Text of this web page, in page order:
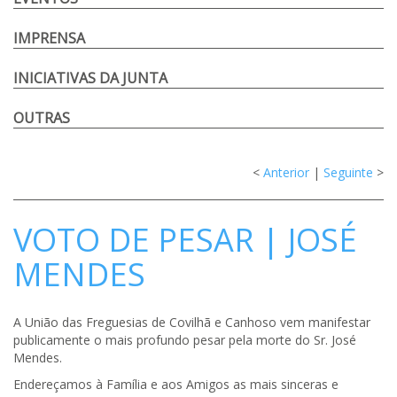
IMPRENSA
INICIATIVAS DA JUNTA
OUTRAS
< Anterior | Seguinte >
VOTO DE PESAR | JOSÉ
MENDES
A União das Freguesias de Covilhã e Canhoso vem manifestar
publicamente o mais profundo pesar pela morte do Sr. José
Mendes.
Endereçamos à Família e aos Amigos as mais sinceras e